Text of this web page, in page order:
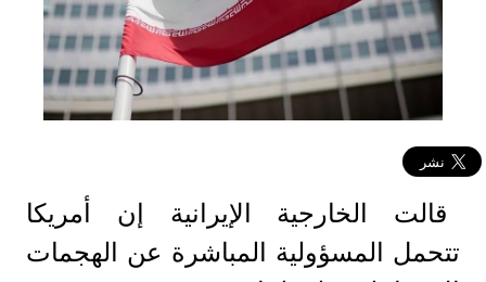
قالت الخارجية الإيرانية إن أمريكا
تتحمل المسؤولية المباشرة عن الهجمات